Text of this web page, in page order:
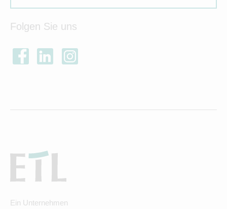
Folgen Sie uns
Ein Unternehmen